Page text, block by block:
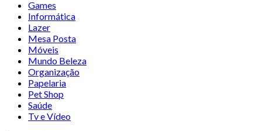
Games
Informática
Lazer
Mesa Posta
Móveis
Mundo Beleza
Organização
Papelaria
Pet Shop
Saúde
Tv e Vídeo